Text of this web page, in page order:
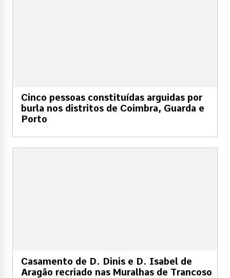
Cinco pessoas constituídas arguidas por
burla nos distritos de Coimbra, Guarda e
Porto
Casamento de D. Dinis e D. Isabel de
Aragão recriado nas Muralhas de Trancoso